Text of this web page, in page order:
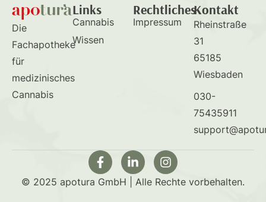
Die
Fachapotheke
für
medizinisches
Cannabis
Links
Cannabis
Wissen
Rechtliches
Impressum
Kontakt
Rheinstraße
31
65185
Wiesbaden
030-
75435911
© 2025 apotura GmbH | Alle Rechte vorbehalten.